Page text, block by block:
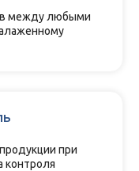
между любыми
при
контроля